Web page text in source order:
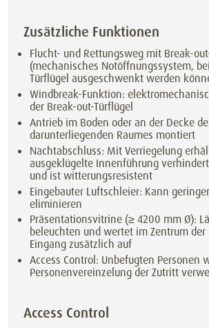
Zusätzliche Funktionen
Flucht- und Rettungsweg mit Break-
(mechanisches Notöffnungssystem,
Türflügel ausgeschwenkt werden
Windbreak-Funktion:
der Break-out-Türflügel
Antrieb im Boden oder an der Decke
darunterliegenden Raumes montiert
Nachtabschluss: Mit Verriegelung
ausgeklügelte Innenführung
und ist witterungsresistent
Eingebauter Luftschleier: Kann
eliminieren
Präsentationsvitrine (≥ 4200 mm Ø):
beleuchten und wertet im Zentrum der
Eingang zusätzlich auf
Access Control: Unbefugten Personen
Personenvereinzelung der Zutritt
Access Control